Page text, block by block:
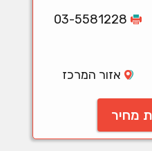
03-5581228
אזור המרכז
מחיר